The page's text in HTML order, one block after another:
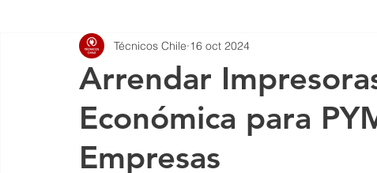
Arrendar
Económica para
Empresas
Técnicos Chile 16 oct 2024